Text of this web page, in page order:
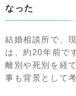
なった
結婚相談所で、
は、約20年前で
離別や死別を経
事も背景として